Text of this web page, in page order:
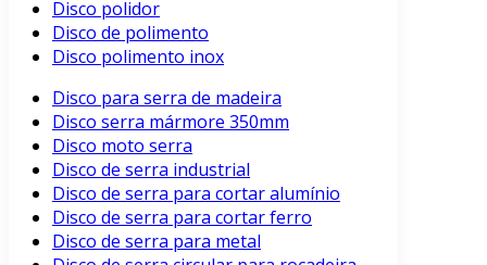
Disco polidor
Disco de polimento
Disco polimento inox
Disco para serra de madeira
Disco serra mármore 350mm
Disco moto serra
Disco de serra industrial
Disco de serra para cortar alumínio
Disco de serra para cortar ferro
Disco de serra para metal